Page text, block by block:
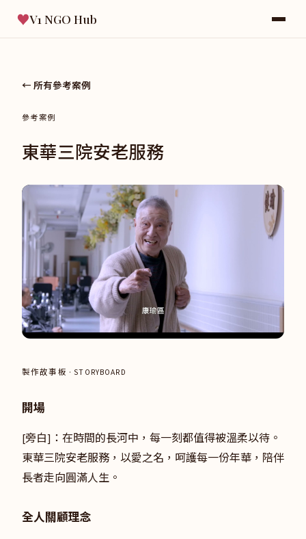
♥V1 NGO Hub
← 所有參考案例
參考案例
東華三院安老服務
製作故事板 · STORYBOARD
開場
[旁白]：在時間的長河中，每一刻都值得被溫柔以待。
東華三院安老服務，以愛之名，呵護每一份年華，陪伴
長者走向圓滿人生。
全人關顧理念